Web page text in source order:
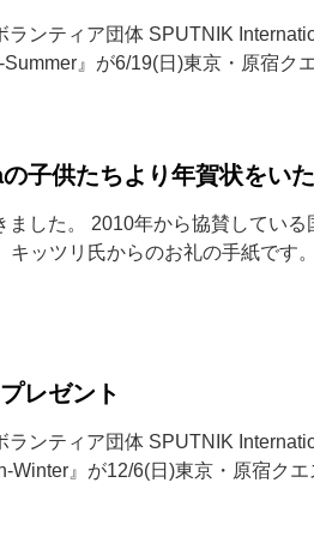
ンティア団体 SPUTNIK
』が6/19(日)東京・原宿ク
供たちより年賀状をいた
した。 2010年から協賛してい
ッツリ氏からのお礼の手紙です
レゼント
ンティア団体 SPUTNIK
Winter』が12/6(日)東京・原宿クエ